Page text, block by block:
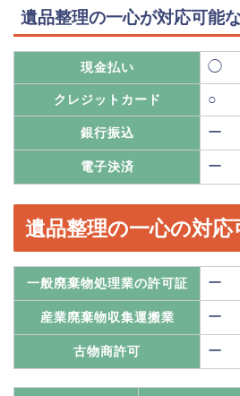
遺品整理の一心が対応可能
現金払い ◯
クレジットカード ○
銀行振込 ー
電子決済 ー
遺品整理の一心の対応
一般廃棄物処理業の許可証 ー
産業廃棄物収集運搬業 ー
古物商許可 ー